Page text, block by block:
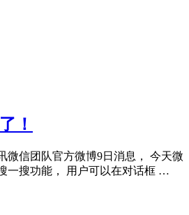
！
微信团队官方微博9日消息， 今天微
一搜功能， 用户可以在对话框 …